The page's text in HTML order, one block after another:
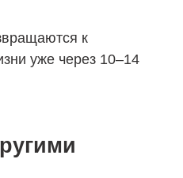
к
уже через 10–14